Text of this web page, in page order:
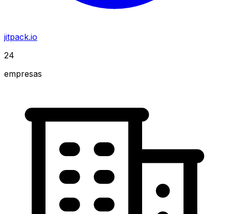
jitpack.io
24
empresas